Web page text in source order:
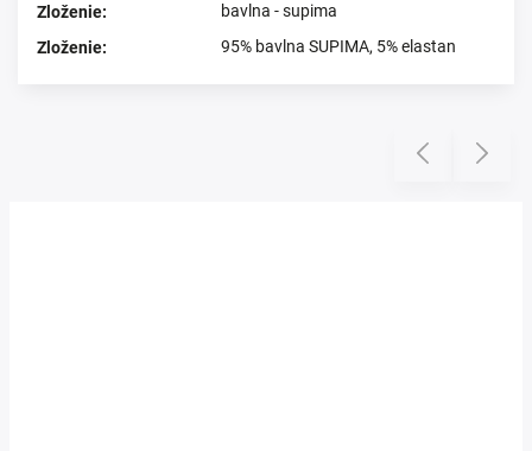
Zloženie:
bavlna - supima
Zloženie: 95% bavlna SUPIMA, 5% elastan
Previous Next